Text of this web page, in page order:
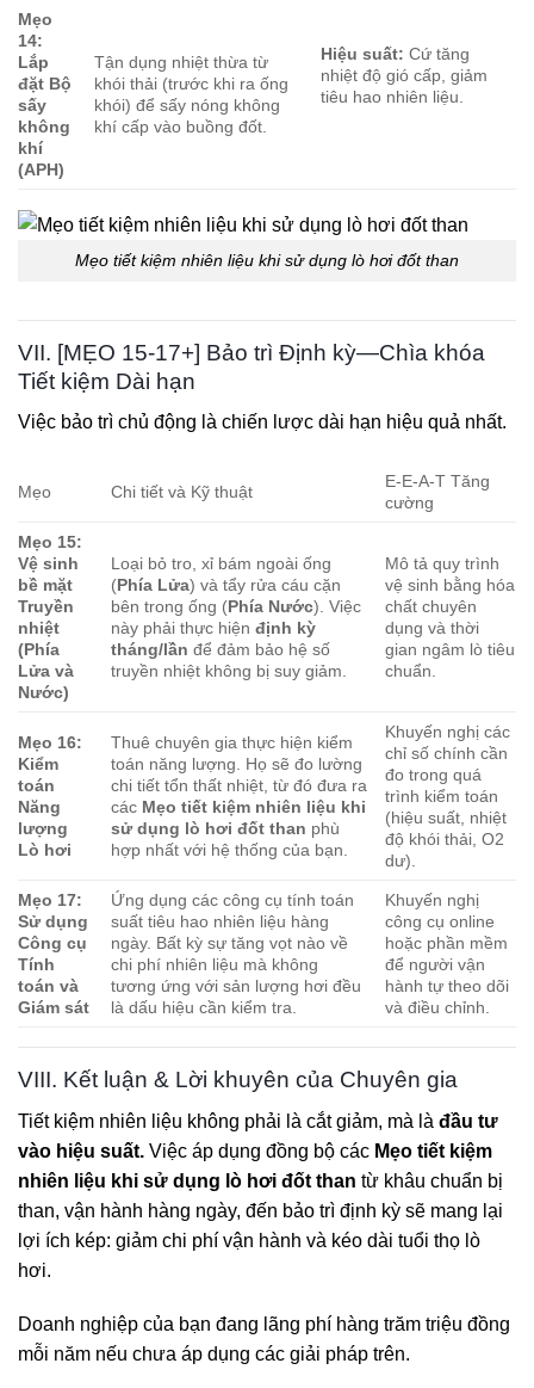
Mẹo
14:
Lắp
đặt Bộ
sấy
không
khí
(APH)
Tận dụng nhiệt thừa từ
khói thải (trước khi ra ống
khói) để sấy nóng không
khí cấp vào buồng đốt.
Hiệu suất: Cứ tăng
nhiệt độ gió cấp, giảm
tiêu hao nhiên liệu.
Mẹo tiết kiệm nhiên liệu khi sử dụng lò hơi đốt than
VII. [MẸO 15-17+] Bảo trì Định kỳ—Chìa khóa
Tiết kiệm Dài hạn
Việc bảo trì chủ động là chiến lược dài hạn hiệu quả nhất.
Mẹo Chi tiết và Kỹ thuật
E-E-A-T Tăng
cường
Mẹo 15:
Vệ sinh
bề mặt
Truyền
nhiệt
(Phía
Lửa và
Nước)
Loại bỏ tro, xỉ bám ngoài ống
(Phía Lửa) và tẩy rửa cáu cặn
bên trong ống (Phía Nước). Việc
này phải thực hiệnđịnh kỳ
tháng/lần để đảm bảo hệ số
truyền nhiệt không bị suy giảm.
Mô tả quy trình
vệ sinh bằng hóa
chất chuyên
dụng và thời
gian ngâm lò tiêu
chuẩn.
Mẹo 16:
Kiểm
toán
Năng
lượng
Lò hơi
Thuê chuyên gia thực hiện kiểm
toán năng lượng. Họ sẽ đo lường
chi tiết tổn thất nhiệt, từ đó đưa ra
các Mẹo tiết kiệm nhiên liệu khi
sử dụng lò hơi đốt than phù
hợp nhất với hệ thống của bạn.
Khuyến nghị các
chỉ số chính cần
đo trong quá
trình kiểm toán
(hiệu suất, nhiệt
độ khói thải, O2
dư).
Mẹo 17:
Sử dụng
Công cụ
Tính
toán và
Giám sát
Ứng dụng các công cụ tính toán
suất tiêu hao nhiên liệu hàng
ngày. Bất kỳ sự tăng vọt nào về
chi phí nhiên liệu mà không
tương ứng với sản lượng hơi đều
là dấu hiệu cần kiểm tra.
Khuyến nghị
công cụ online
hoặc phần mềm
để người vận
hành tự theo dõi
và điều chỉnh.
VIII. Kết luận & Lời khuyên của Chuyên gia
Tiết kiệm nhiên liệu không phải là cắt giảm, mà là đầu tư
vào hiệu suất. Việc áp dụng đồng bộ các Mẹo tiết kiệm
nhiên liệu khi sử dụng lò hơi đốt than từ khâu chuẩn bị
than, vận hành hàng ngày, đến bảo trì định kỳ sẽ mang lại
lợi ích kép: giảm chi phí vận hành và kéo dài tuổi thọ lò
hơi.
Doanh nghiệp của bạn đang lãng phí hàng trăm triệu đồng
mỗi năm nếu chưa áp dụng các giải pháp trên.